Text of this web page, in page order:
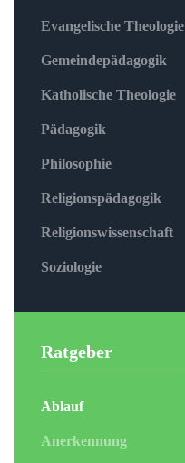
Evangelische Theologie
Gemeindepädagogik
Katholische Theologie
Pädagogik
Philosophie
Religionspädagogik
Religionswissenschaft
Soziologie
Ratgeber
Ablauf
Anerkennung